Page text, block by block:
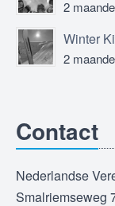
2
2
Contact
Nederlandse
Smalriemseweg